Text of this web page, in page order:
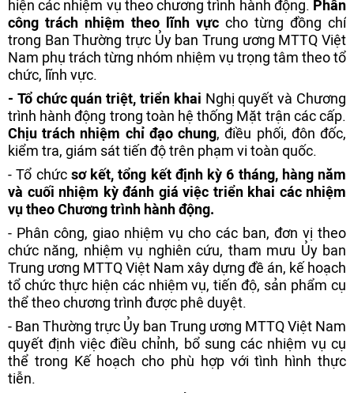
hiện các nhiệm vụ theo chương trình hành động. Phân
công trách nhiệm theo lĩnh vực cho từng đồng chí
trong Ban Thường trực Ủy ban Trung ương MTTQ Việt
Nam phụ trách từng nhóm nhiệm vụ trọng tâm theo tổ
chức, lĩnh vực.
- Tổ chức quán triệt, triển khai Nghị quyết và Chương
trình hành động trong toàn hệ thống Mặt trận các cấp.
Chịu trách nhiệm chỉ đạo chung, điều phối, đôn đốc,
kiểm tra, giám sát tiến độ trên phạm vi toàn quốc.
-Tổ chức sơ kết, tổng kết định kỳ 6 tháng, hàng năm
và cuối nhiệm kỳ đánh giá việc triển khai các nhiệm
vụ theo Chương trình hành động.
- Phân công, giao nhiệm vụ cho các ban, đơn vị theo
chức năng, nhiệm vụ nghiên cứu, tham mưu Ủy ban
Trung ương MTTQ Việt Nam xây dựng đề án, kế hoạch
tổ chức thực hiện các nhiệm vụ, tiến độ, sản phẩm cụ
thể theo chương trình được phê duyệt.
- Ban Thường trực Ủy ban Trung ương MTTQ Việt Nam
quyết định việc điều chỉnh, bổ sung các nhiệm vụ cụ
thể trong Kế hoạch cho phù hợp với tình hình thực
tiễn.